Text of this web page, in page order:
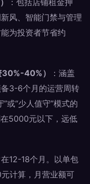
：包括店铺租金押
风、智能门禁与管理
为投资者节省约
30%-40%）
：涵盖
3-6个月的运营周转
或“少人值守”模式的
5000元以下，远低
12-18个月。以单包
计算，月营业额可